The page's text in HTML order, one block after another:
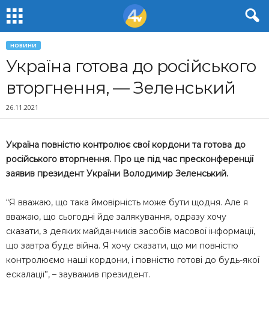
НОВИНИ
Україна готова до російського
вторгнення, — Зеленський
26.11.2021
Україна повністю контролює свої кордони та готова до
російського вторгнення. Про це під час пресконференції
заявив президент України Володимир Зеленський.
“Я вважаю, що така ймовірність може бути щодня. Але я
вважаю, що сьогодні йде залякування, одразу хочу
сказати, з деяких майданчиків засобів масової інформації,
що завтра буде війна. Я хочу сказати, що ми повністю
контролюємо наші кордони, і повністю готові до будь-якої
ескалації”, – зауважив президент.